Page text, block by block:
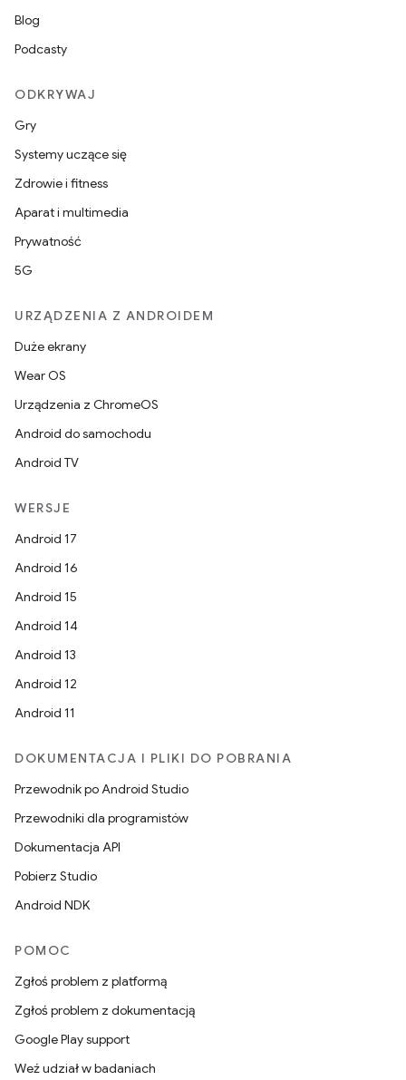
Blog
Podcasty
ODKRYWAJ
Gry
Systemy uczące się
Zdrowie i fitness
Aparat i multimedia
Prywatność
5G
URZĄDZENIA Z ANDROIDEM
Duże ekrany
Wear OS
Urządzenia z ChromeOS
Android do samochodu
Android TV
WERSJE
Android 17
Android 16
Android 15
Android 14
Android 13
Android 12
Android 11
DOKUMENTACJA I PLIKI DO POBRANIA
Przewodnik po Android Studio
Przewodniki dla programistów
Dokumentacja API
Pobierz Studio
Android NDK
POMOC
Zgłoś problem z platformą
Zgłoś problem z dokumentacją
Google Play support
Weź udział w badaniach